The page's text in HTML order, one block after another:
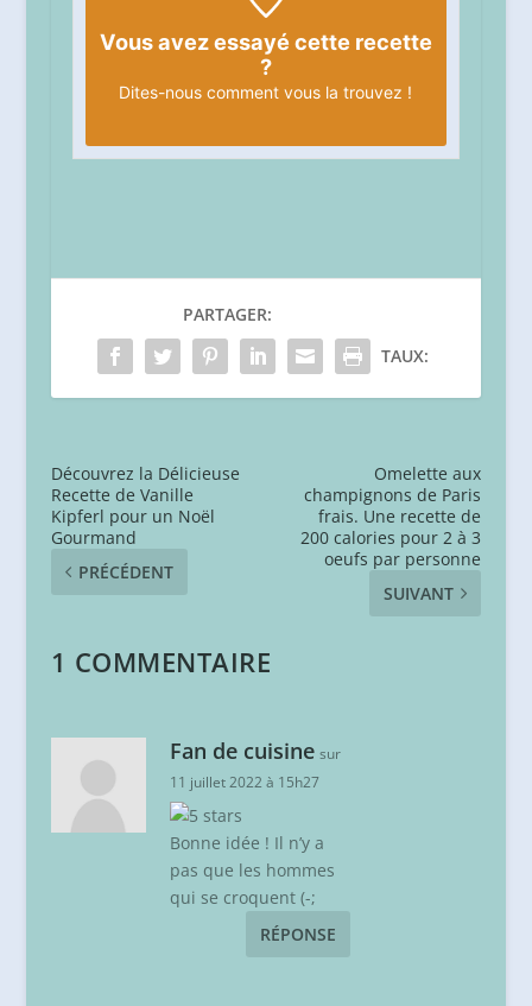
Vous avez essayé cette recette
?
Dites-nous comment vous la trouvez !
PARTAGER:
TAUX:
Découvrez la Délicieuse
Recette de Vanille
Kipferl pour un Noël
Gourmand
PRÉCÉDENT
Omelette aux
champignons de Paris
frais. Une recette de
200 calories pour 2 à 3
oeufs par personne
SUIVANT
1 COMMENTAIRE
Fan de cuisine sur
11 juillet 2022 à 15h27
Bonne idée ! Il n’y a
pas que les hommes
qui se croquent (-;
RÉPONSE